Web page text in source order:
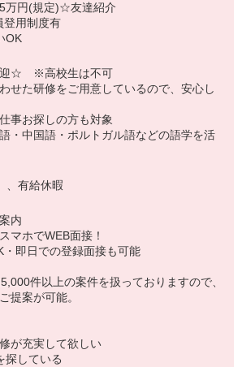
万円(規定)☆友達紹介
用制度有
OK
迎☆ ※高校生は不可
せた研修をご用意しているので、安心し
事お探しの方も対象
・中国語・ポルトガル語などの語学を活
、有給休暇
内
マホでWEB面接！
・即日での登録面接も可能
件以上の案件を扱っておりますので、
提案が可能。
が充実して欲しい
探している